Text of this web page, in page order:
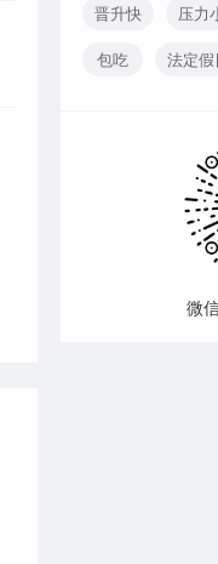
晋升快
压力
包吃
法定假
微